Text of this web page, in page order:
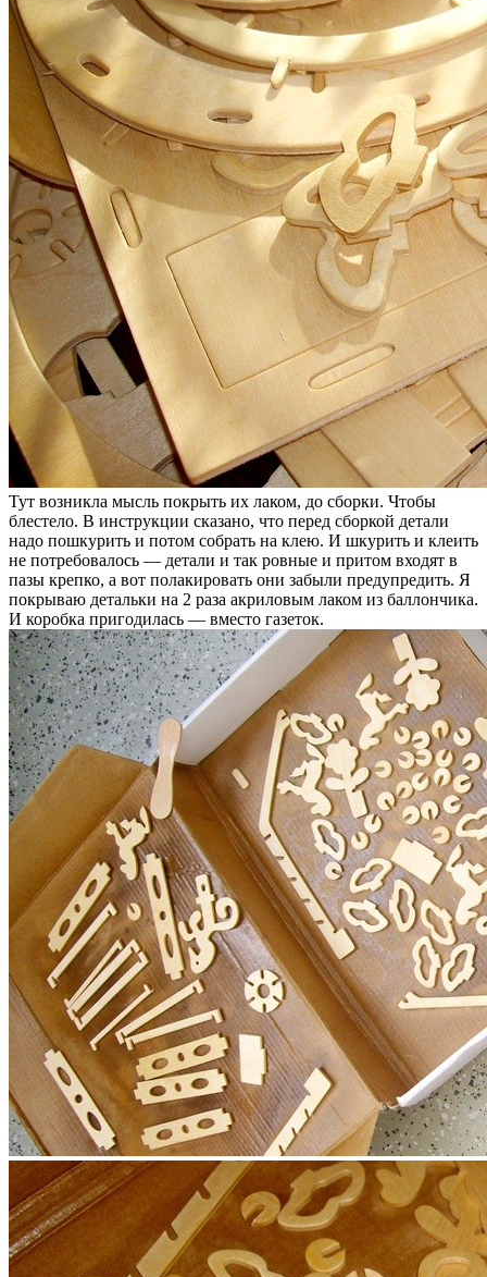
Тут возникла мысль покрыть их лаком, до сборки. Чтобы
блестело. В инструкции сказано, что перед сборкой детали
надо пошкурить и потом собрать на клею. И шкурить и клеить
не потребовалось — детали и так ровные и притом входят в
пазы крепко, а вот полакировать они забыли предупредить. Я
покрываю детальки на 2 раза акриловым лаком из баллончика.
И коробка пригодилась — вместо газеток.